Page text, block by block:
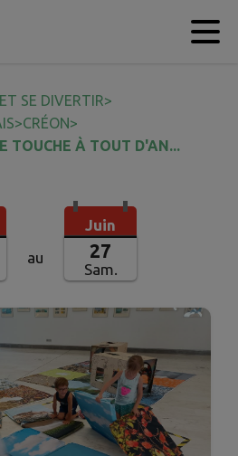
SE DIVERTIR>
>CRÉON>
TOUCHE À TOUT D'AN...
au
Juin
27
Sam.